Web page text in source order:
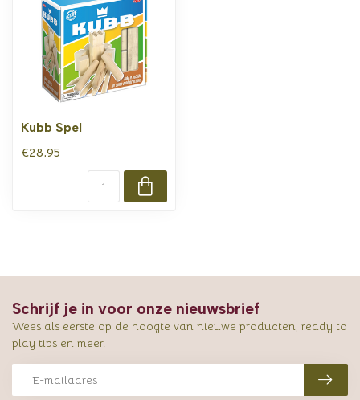
Kubb Spel
€28,95
Schrijf je in voor onze nieuwsbrief
Wees als eerste op de hoogte van nieuwe producten, ready to
play tips en meer!